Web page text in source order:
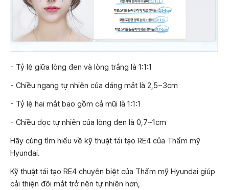
- Tỷ lệ giữa lòng đen và lòng trắng là 1:1:1
- Chiều ngang tự nhiên của dáng mắt là 2,5~3cm
- Tỷ lệ hai mắt bao gồm cả mũi là 1:1:1
- Chiều dọc tự nhiên của lòng đen là 0,7~1cm
Hãy cùng tìm hiểu về kỹ thuật tái tạo RE4 của Thẩm mỹ
Hyundai.
Kỹ thuật tái tạo RE4 chuyên biệt của Thẩm mỹ Hyundai giúp
cải thiện đôi mắt trở nên tự nhiên hơn,